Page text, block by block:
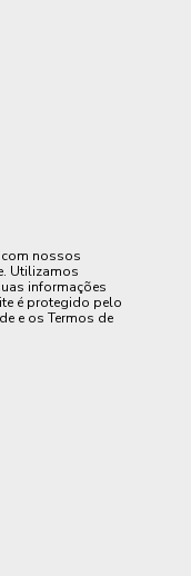
nossos
Utilizamos
informações
é protegido pelo
e os Termos de